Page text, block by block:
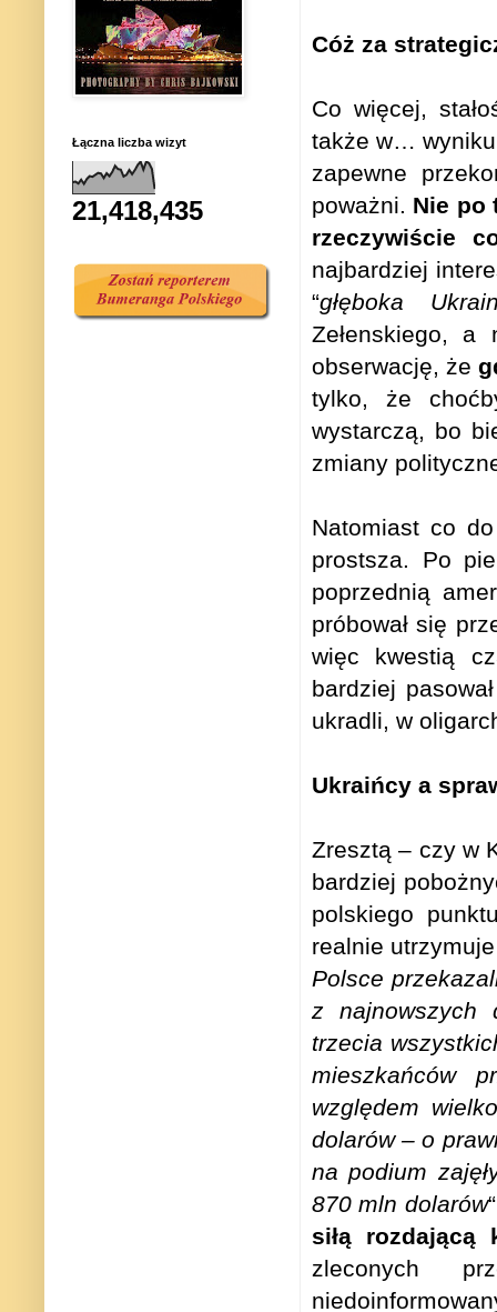
Cóż za
Co więcej,
także w…
zapewne
poważni. Nie po
rzeczywiście
najbardziej
“głęboka
Zełenskiego,
obserwację, że
tylko, że
wystarczą, bo
zmiany
Natomiast co
prostsza. Po
poprzednią
próbował się
więc kwestią
bardziej
ukradli, w
Ukraińcy a
Zresztą – czy w
bardziej
polskiego
realnie
Polsce
z najnowszych
trzecia
mieszkańców
względem
dolarów – o
na podium
870 mln dolarów
siłą rozdającą
zleconych
Łączna liczba wizyt
21,418,435